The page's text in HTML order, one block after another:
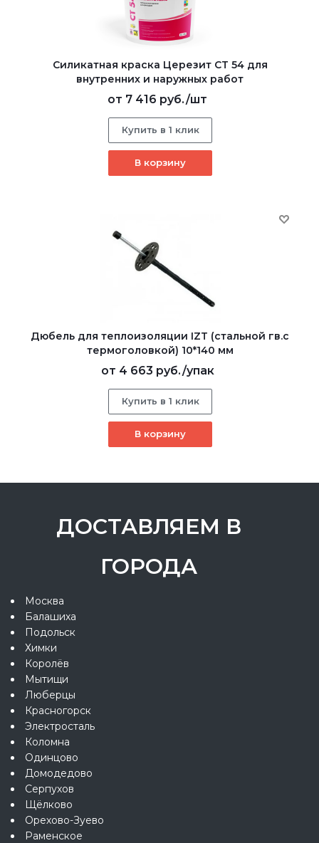
Силикатная краска Церезит CT 54 для
внутренних и наружных работ
от 7 416 руб./шт
Купить в 1 клик
В корзину
Дюбель для теплоизоляции IZT (стальной гв.с
термоголовкой) 10*140 мм
от 4 663 руб./упак
Купить в 1 клик
В корзину
ДОСТАВЛЯЕМ В
ГОРОДА
Москва
Балашиха
Подольск
Химки
Королёв
Мытищи
Люберцы
Красногорск
Электросталь
Коломна
Одинцово
Домодедово
Серпухов
Щёлково
Орехово-Зуево
Раменское